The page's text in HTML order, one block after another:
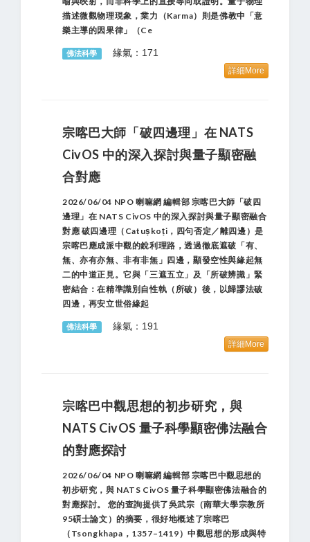
描述微觀物理現象，業力（karma）則是佛教中「意
樂主導的因果律」（ce
佛法科學 緣氣：171
詳細More
宗喀巴大師「破四邊理」在 NATS
CivOS 中的深入探討與量子顯密融
合對應
2026/06/04 NPO 喇嘛網 編輯部 宗喀巴大師「破四
邊理」在 NATS CivOS 中的深入探討與量子顯密融合
對應 破四邊理（catuṣkoṭi，四句否定／離四邊）是
宗喀巴應成派中觀的銳利理路，透過徹底遮破「有、
無、亦有亦無、非有非無」四邊，顯發空性與緣起無
二的中道正見。它與「三遮五立」及「所破辨識」緊
密結合：在精準識別自性執（所破）後，以歸謬法破
四邊，再安立世俗緣起
佛法科學 緣氣：191
詳細More
宗喀巴中觀思想的初步研究，與
NATS CivOS 量子科學顯密佛法融合
的對應探討
2026/06/04 NPO 喇嘛網 編輯部 宗喀巴中觀思想的
初步研究，與 NATS CivOS 量子科學顯密佛法融合的
對應探討。 您的查詢提供了吳武宗（南華大學宗教所
95碩士論文）的摘要，很好地概述了宗喀巴
（Tsongkhapa，1357–1419）中觀思想的形成與特